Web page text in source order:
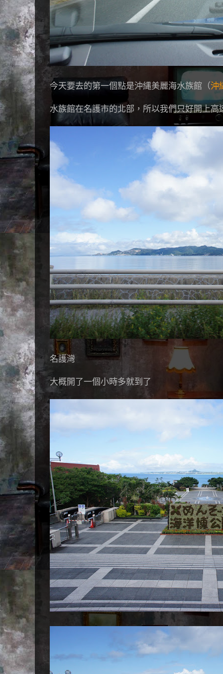
今天要去的第一個點是沖縄美麗海水族館（沖
水族館在名護市的北部，所以我們只好開上高
名護灣
大概開了一個小時多就到了